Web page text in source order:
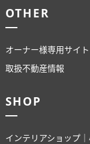
OTHER
オーナー様専用サイト
取扱不動産情報
SHOP
インテリアショップ｜